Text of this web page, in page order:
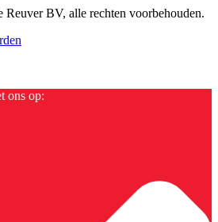
BV, alle rechten voorbehouden.
ons op: